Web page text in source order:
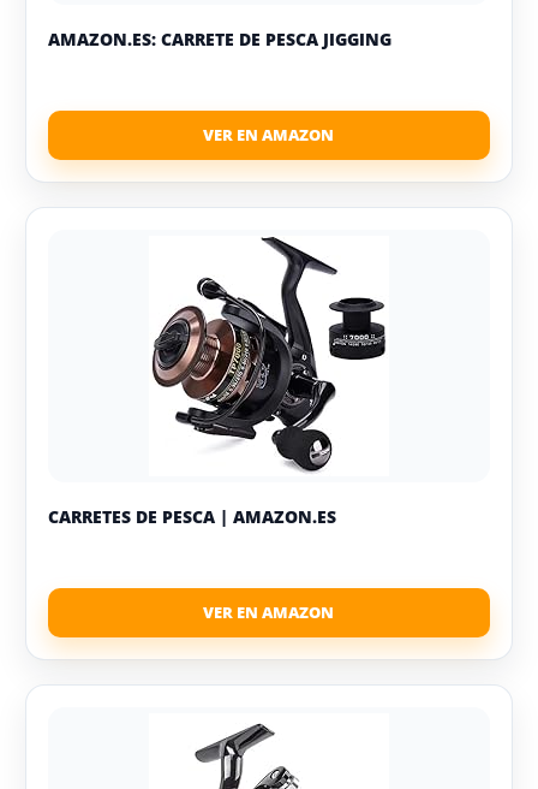
AMAZON.ES: CARRETE DE PESCA JIGGING
CARRETES DE PESCA | AMAZON.ES